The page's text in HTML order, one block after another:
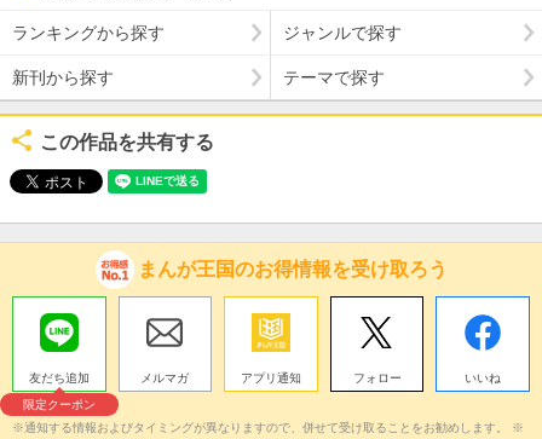
ランキングから探す ジャンルで探す
新刊から探す テーマで探す
この作品を共有する
まんが王国のお得情報を受け取ろう
友だち追加
限定クーポン
メルマガ アプリ通知 フォロー いいね
※通知する情報およびタイミングが異なりますので、併せて受け取ることをお勧めします。 ※